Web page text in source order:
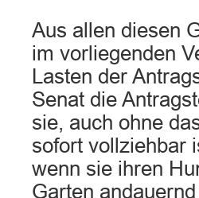
Aus allen diesen
im vorliegenden
Lasten der
Senat die
sie, auch ohne
sofort vollziehbar
wenn sie ihren
Garten